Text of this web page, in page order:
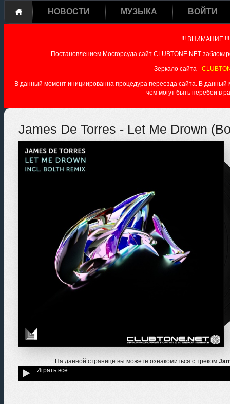
НОВОСТИ МУЗЫКА ВОЙТИ
!!! ВНИМАНИЕ !!!
Постановлением Мосгорсуда сайт CLUBTONE.NET
Зеркало сайта -
В данный момент инициированна процедура переезда сайта. В данный
чем могут быть перебои в
James De Torres - Let Me Drown
На данной странице вы можете ознакомиться с треком
Играть всё